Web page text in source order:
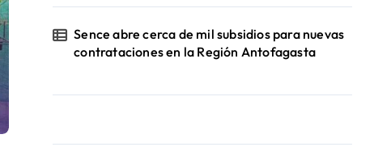
Sence abre cerca de mil subsidios para nuevas
contrataciones en la Región Antofagasta